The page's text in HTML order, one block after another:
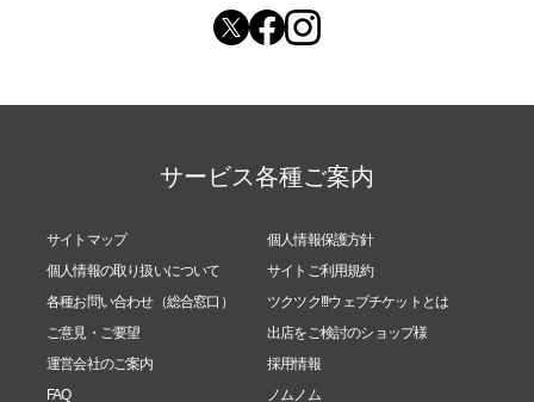
サービス各種ご案内
サイトマップ
個人情報保護方針
個人情報の取り扱いについて
サイトご利用規約
各種お問い合わせ（総合窓口）
ツクツク!!!ウェブチケットとは
ご意見・ご要望
出店をご検討のショップ様
運営会社のご案内
採用情報
FAQ
ノムノム